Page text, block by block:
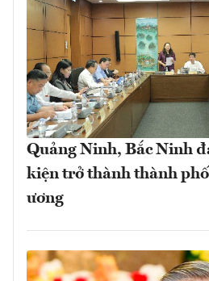
Quảng Ninh, Bắc Ninh
kiện trở thành thành
ương